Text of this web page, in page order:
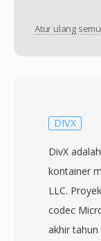
Atur ulang
DIVX
DivX
kontainer
LLC.
codec
akhir